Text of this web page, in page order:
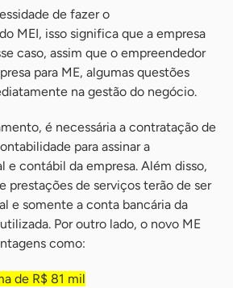
de fazer o
MEI, isso significa que a empresa
caso, assim que o empreendedor
para ME, algumas questões
na gestão do negócio.
é necessária a contratação de
para assinar a
e contábil da empresa. Além disso,
prestações de serviços terão de ser
e somente a conta bancária da
Por outro lado, o novo ME
como:
de R$ 81 mil